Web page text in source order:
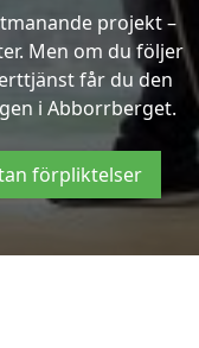
projekt –
Men om du följer
får du den
i Abborrberget.
förpliktelser